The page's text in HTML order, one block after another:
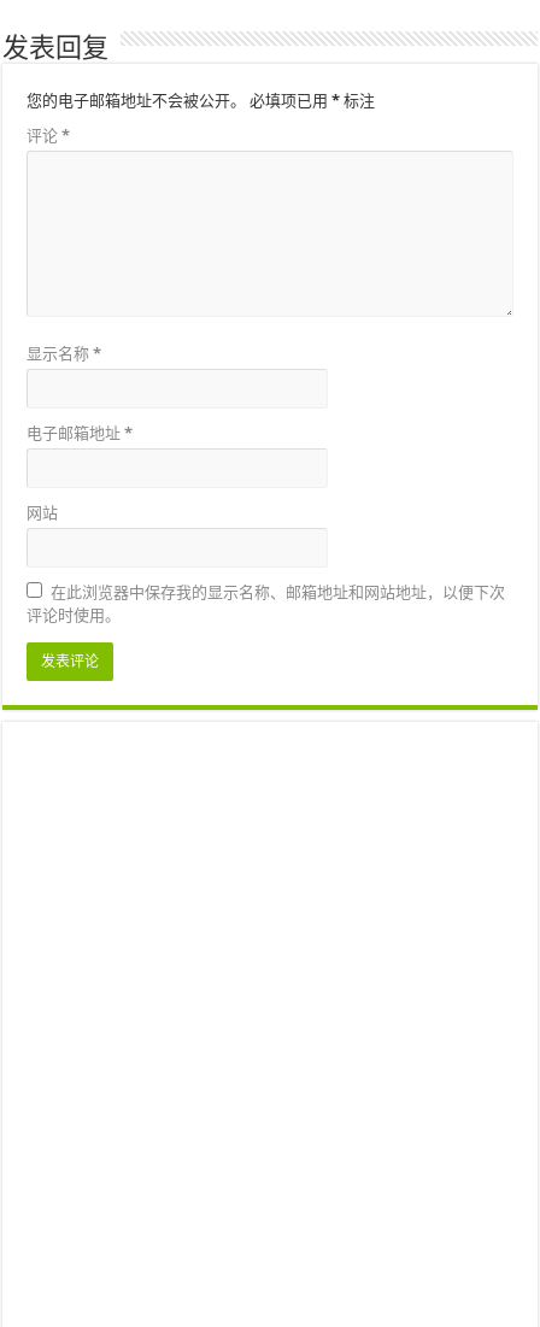
发表回复
您的电子邮箱地址不会被公开。 必填项已用* 标注
评论*
显示名称*
电子邮箱地址*
网站
在此浏览器中保存我的显示名称、邮箱地址和网站地址，以便下次
评论时使用。